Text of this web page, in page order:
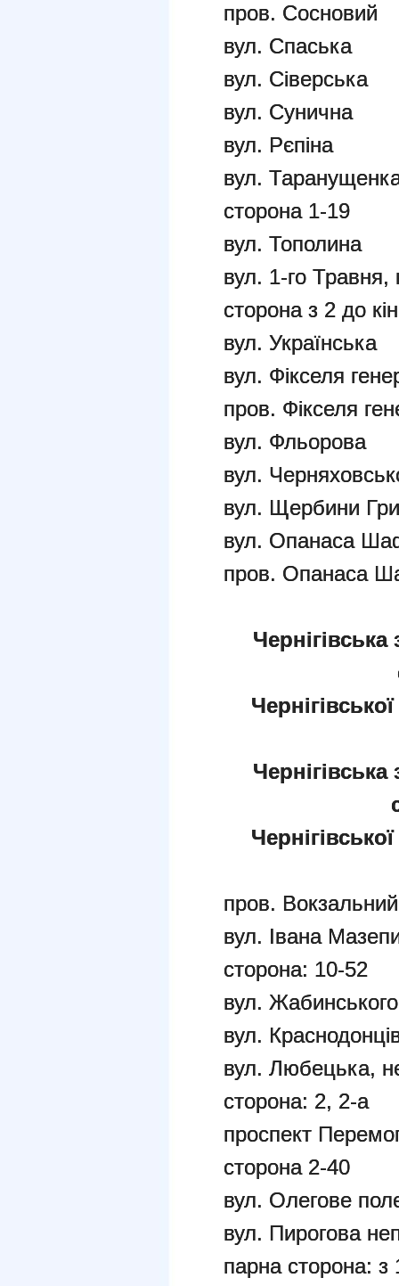
пров. Сосновий
вул. Спаська
вул. Сіверська
вул. Сунична
вул. Рєпіна
вул.
сторона 1-19
вул. Тополина
вул. 1-го
сторона з 2 до
вул. Українська
вул. Фікселя
пров. Фікселя
вул. Фльорова
вул.
вул. Щербини
вул. Опанаса
пров. Опанаса
Чернігівська
Чернігівська
пров. Вокзальний
вул. Івана
сторона: 10-52
вул. Жабинського
вул.
вул. Любецька,
сторона: 2, 2-а
проспект
сторона 2-40
вул. Олегове
вул. Пирогова
парна сторона: з